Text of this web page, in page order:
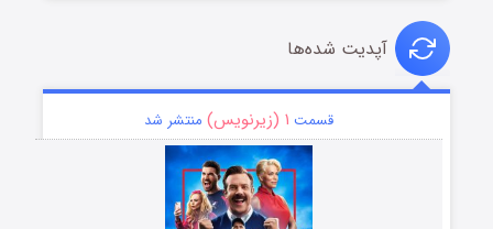
آپدیت شده‌ها
قسمت ۱ (زیرنویس) منتشر شد